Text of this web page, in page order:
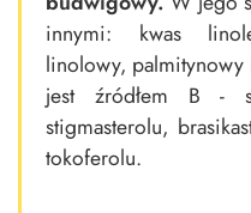
innymi: kwas
linolowy, palmitynowy
jest źródłem B -
stigmasterolu,
tokoferolu.